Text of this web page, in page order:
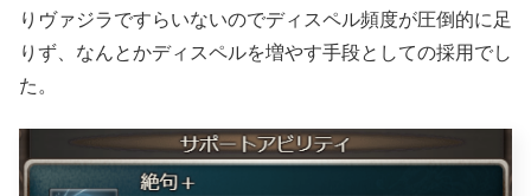
りヴァジラですらいないのでディスペル頻度が圧倒的に足
りず、なんとかディスペルを増やす手段としての採用でし
た。